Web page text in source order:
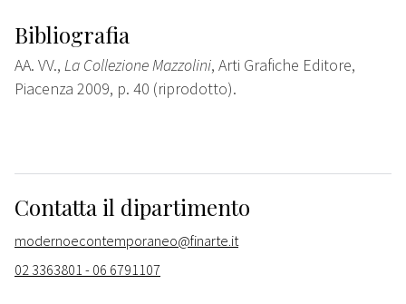
Bibliografia
AA. VV., La Collezione Mazzolini, Arti Grafiche Editore,
Piacenza 2009, p. 40 (riprodotto).
Contatta il dipartimento
modernoecontemporaneo@finarte.it
02 3363801 - 06 6791107